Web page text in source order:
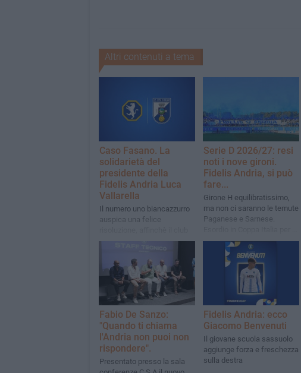
Altri contenuti a tema
Caso Fasano. La
solidarietà del
presidente della
Fidelis Andria Luca
Vallarella
Il numero uno biancazzurro
auspica una felice
messapico possa
merita".
Serie D 2026/27: resi
noti i nove gironi.
Fidelis Andria, si può
fare...
Girone H equilibratissimo,
ma non ci saranno le temute
Paganese e Sarnese.
Fidelis il 30 agosto a
Manfredonia
Fabio De Sanzo:
"Quando ti chiama
l'Andria non puoi non
rispondere".
Presentato presso la sala
Fidelis Andria: ecco
Giacomo Benvenuti
Il giovane scuola sassuolo
aggiunge forza e freschezza
sulla destra